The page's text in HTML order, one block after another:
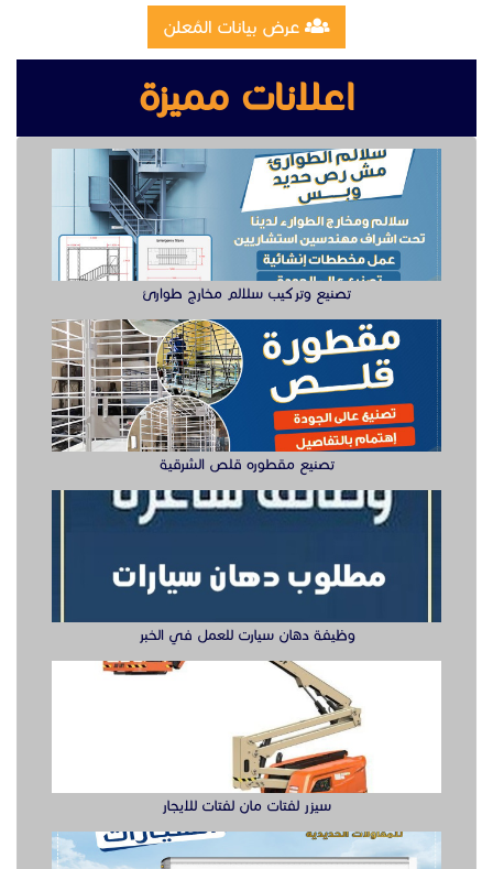
تصنيع وتركيب سلالم مخارج طوارئ
تصنيع مقطوره قلص الشرقية
وظيفة دهان سيارت للعمل في الخبر
تصنيع صناديق وهياكل سيارات الشرقية